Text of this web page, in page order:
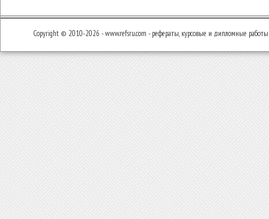
Copyright © 2010-2026 - www.refsru.com - рефераты, курсовые и дипломные работы